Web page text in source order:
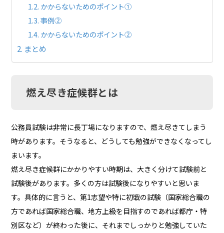
かからないためのポイント①
事例②
かからないためのポイント②
まとめ
燃え尽き症候群とは
公務員試験は非常に長丁場になりますので、燃え尽きてしまう
時があります。そうなると、どうしても勉強ができなくなってし
まいます。
燃え尽き症候群にかかりやすい時期は、大きく分けて試験前と
試験後があります。多くの方は試験後になりやすいと思いま
す。具体的に言うと、第1志望や特に初戦の試験（国家総合職の
方であれば国家総合職、地方上級を目指すのであれば都庁・特
別区など）が終わった後に、それまでしっかりと勉強していた